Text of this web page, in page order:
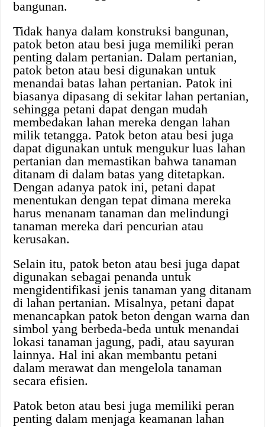
bangunan.
Tidak hanya dalam konstruksi bangunan,
patok beton atau besi juga memiliki peran
penting dalam pertanian. Dalam pertanian,
patok beton atau besi digunakan untuk
menandai batas lahan pertanian. Patok ini
biasanya dipasang di sekitar lahan pertanian,
sehingga petani dapat dengan mudah
membedakan lahan mereka dengan lahan
milik tetangga. Patok beton atau besi juga
dapat digunakan untuk mengukur luas lahan
pertanian dan memastikan bahwa tanaman
ditanam di dalam batas yang ditetapkan.
Dengan adanya patok ini, petani dapat
menentukan dengan tepat dimana mereka
harus menanam tanaman dan melindungi
tanaman mereka dari pencurian atau
kerusakan.
Selain itu, patok beton atau besi juga dapat
digunakan sebagai penanda untuk
mengidentifikasi jenis tanaman yang ditanam
di lahan pertanian. Misalnya, petani dapat
menancapkan patok beton dengan warna dan
simbol yang berbeda-beda untuk menandai
lokasi tanaman jagung, padi, atau sayuran
lainnya. Hal ini akan membantu petani
dalam merawat dan mengelola tanaman
secara efisien.
Patok beton atau besi juga memiliki peran
penting dalam menjaga keamanan lahan